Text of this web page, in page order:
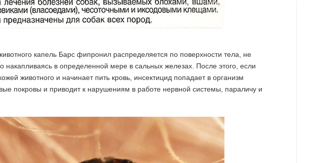
капель Барс фипронил распределяется по поверхности тела, не
накапливаясь в определенной мере в сальных железах. После этого, если
животного и начинает пить кровь, инсектицид попадает в организм
покровы и приводит к нарушениям в работе нервной системы, параличу и